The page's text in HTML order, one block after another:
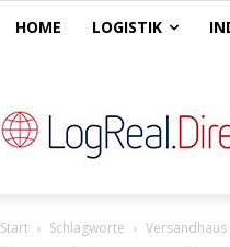
HOME LOGISTIK
Start Schlagworte